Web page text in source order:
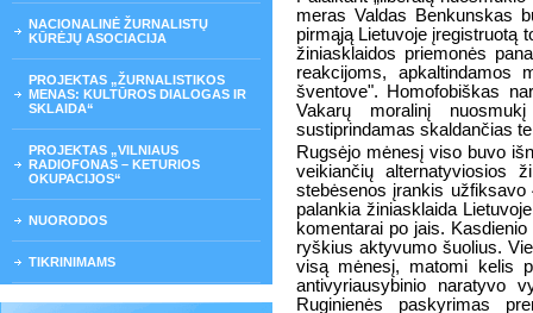
NACIONALINĖ ŽURNALISTŲ
KŪRĖJŲ ASOCIACIJA
PROJEKTAS „ŽURNALISTIKOS
MENAS: KULTŪROS DIALOGAS IR
SKLAIDA“
PROJEKTAS „VILNIAUS
RADIOFONAS – KETURIOS
OKUPACIJOS“
NUORODOS
TIKRINIMAMS
meras Valdas Benkunskas
pirmąją Lietuvoje įregistruotą
žiniasklaidos priemonės
reakcijoms, apkaltindamos
šventove". Homofobiškas
Vakarų moralinį
sustiprindamas skaldančias
Rugsėjo mėnesį viso buvo
veikiančių alternatyviosios
stebėsenos įrankis
palankia žiniasklaida
komentarai po jais.
ryškius aktyvumo šuolius.
visą mėnesį, matomi kelis
antivyriausybinio naratyvo
Ruginienės paskyrimas